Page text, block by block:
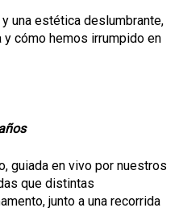
una estética deslumbrante,
cómo hemos irrumpido en
guiada en vivo por nuestros
que distintas
junto a una recorrida